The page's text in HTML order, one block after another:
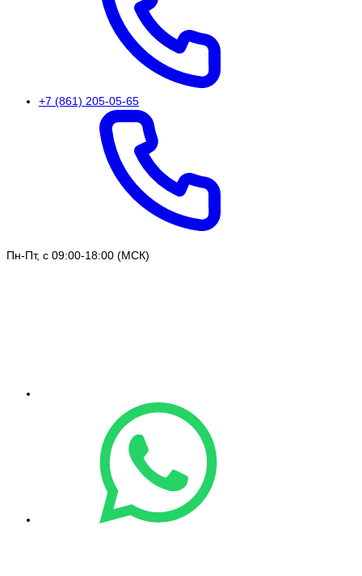
+7 (861) 205-05-65
Пн-Пт, с 09:00-18:00 (МСК)